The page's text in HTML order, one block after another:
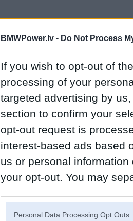
BMWPower.lv - Do Not Process
If you wish to opt-out of
processing of your
targeted advertising by
section to confirm your
opt-out request is
interest-based ads based
us or personal
your opt-out. You may
Personal Data Processing Opt Outs